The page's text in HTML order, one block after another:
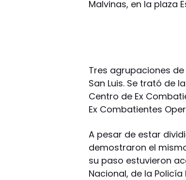
Malvinas, en la plaza
Tres agrupaciones
San Luis. Se trató de
Centro de Ex
Ex Combatientes
A pesar de estar
demostraron el
su paso estuvieron
Nacional, de la Policía